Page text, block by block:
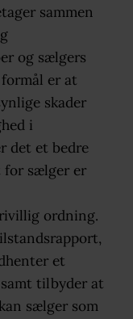
sammen
og sælgers
er at
skader
i
det et bedre
for sælger er
ordning.
et
tilbyder at
sælger som